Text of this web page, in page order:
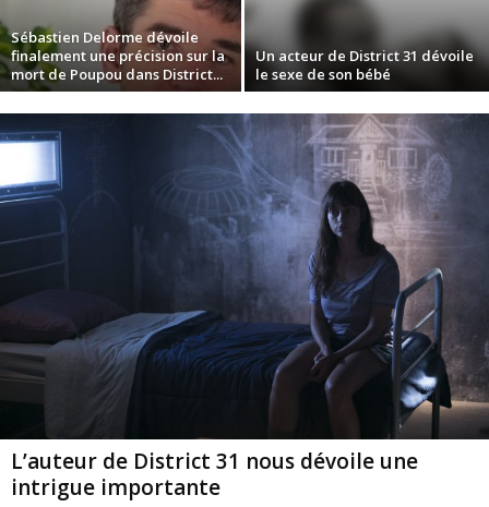
Sébastien Delorme dévoile
finalement une précision sur la
mort de Poupou dans District...
Un acteur de District 31 dévoile
le sexe de son bébé
L’auteur de District 31 nous dévoile une
intrigue importante